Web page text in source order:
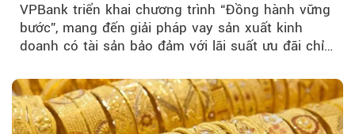
VPBank triển khai chương trình “Đồng hành vững
bước”, mang đến giải pháp vay sản xuất kinh
doanh có tài sản bảo đảm với lãi suất ưu đãi chỉ